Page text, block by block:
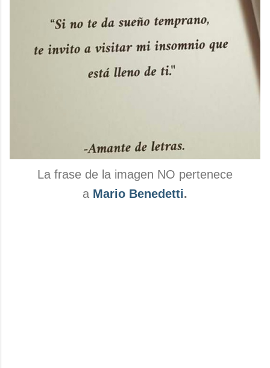
La frase de la imagen NO pertenece
a Mario Benedetti.